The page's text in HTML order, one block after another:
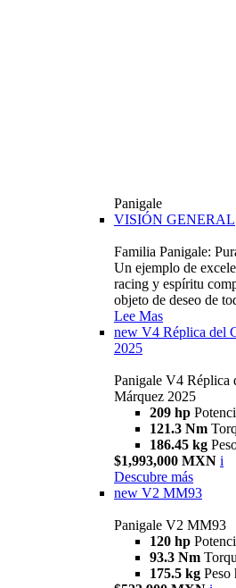
Panigale
VISIÓN GENERAL
Familia Panigale:
Un ejemplo de
racing y espíritu
objeto de deseo de
Lee Mas
new V4 Réplica del
2025
Panigale V4 Réplica
Márquez 2025
209 hp
121.3 Nm
186.45 kg
$1,993,000 MXN i
Descubre más
new V2 MM93
Panigale V2 MM93
120 hp
93.3 Nm
175.5 kg Peso